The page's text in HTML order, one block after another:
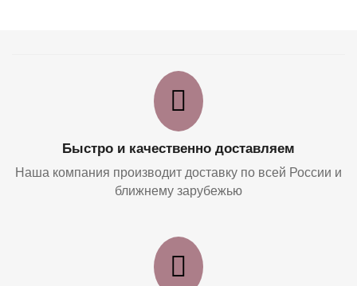
Быстро и качественно доставляем
Наша компания производит доставку по всей России и
ближнему зарубежью